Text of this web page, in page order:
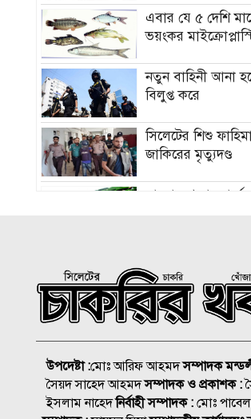
এবার যে ৫ দেশি
ভয়ংকর
নতুন বাহিনী আনা
বিলুপ্ত করে
সিলেটের শিশু
জাকিরের মৃত্যুদণ্ড
বাংলাদেশ চা
হবে সংসদে
১৮নং ওয়ার্ড
মতবিনিময় ও
সভা
কিনব্রিজ আড়াল
সিলেট’ সাইনেজ
উপদেষ্টা :মোঃ আরিফ আহমদসম্পাদক
সৈয়দ সাহেদ আহমদসম্পাদক ও প্রকাশক :
ইসলাম নাহেদনির্বাহী সম্পাদক :মোঃ